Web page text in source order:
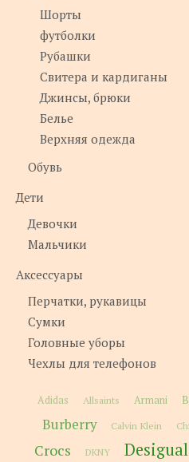
Шорты
футболки
Рубашки
Свитера и кардиганы
Джинсы, брюки
Белье
Верхняя одежда
Обувь
Дети
Девочки
Мальчики
Аксессуары
Перчатки, рукавицы
Сумки
Головные уборы
Чехлы для телефонов
Adidas Allsaints Armani
Burberry Calvin Klein
Crocs DKNY Desigual